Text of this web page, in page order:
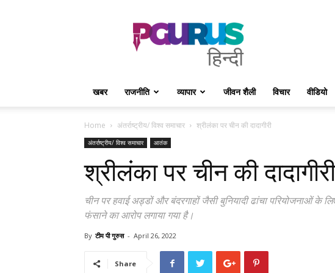
PGurus
Hindi
खबर राजनीति व्यापार जीवन शैली विचार वीडियो
Home अंतर्राष्ट्रीय/ विश्व समाचार श्रीलंका पर चीन की दादागीरी
अंतर्राष्ट्रीय/ विश्व समाचार आतंक
श्रीलंका पर चीन की दादागीरी
चीन पर हवाई अड्डों और बंदरगाहों जैसी बुनियादी ढांचा परियोजनाओं के
फंसाने का आरोप लगाया गया है।
By टीम पी गुरुस - April 26, 2022
Share